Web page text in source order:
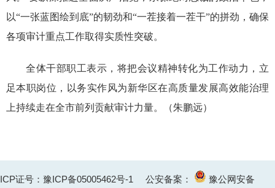
以“一张蓝图绘到底”的韧劲和“一茬接着一茬干”的拼劲，确保
各项审计重点工作取得实质性突破。
全体干部职工表示，将把会议精神转化为工作动力，立
足本职岗位，以务实作风为新华区在高质量发展高效能治理
上持续走在全市前列贡献审计力量。（朱鹏远）
ICP证号：豫ICP备05005462号-1 公安备案： 豫公网安备